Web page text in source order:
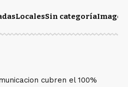
LocalesSin categoríaImagen
cubren el 100%